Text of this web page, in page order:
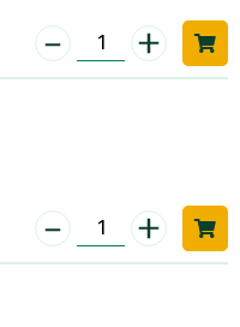
- +
- +